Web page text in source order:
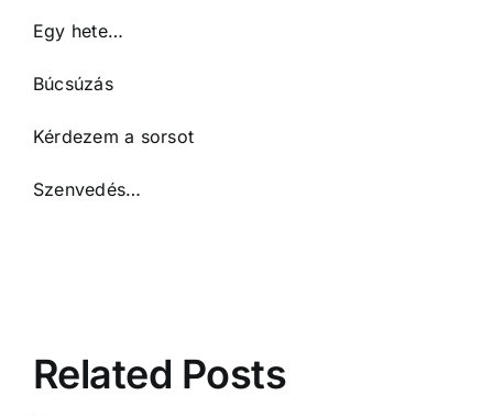
Egy hete…
Búcsúzás
Kérdezem a sorsot
Szenvedés…
Related Posts